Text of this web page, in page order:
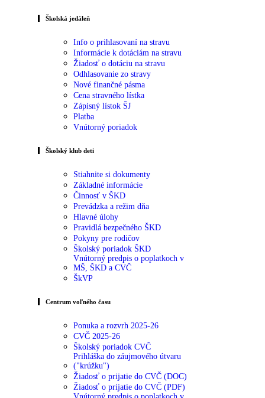
Školská jedáleň
Info o prihlasovaní na stravu
Informácie k dotáciám na stravu
Žiadosť o dotáciu na stravu
Odhlasovanie zo stravy
Nové finančné pásma
Cena stravného lístka
Zápisný lístok ŠJ
Platba
Vnútorný poriadok
Školský klub deti
Stiahnite si dokumenty
Základné informácie
Činnosť v ŠKD
Prevádzka a režim dňa
Hlavné úlohy
Pravidlá bezpečného ŠKD
Pokyny pre rodičov
Školský poriadok ŠKD
Vnútorný predpis o poplatkoch v
MŠ, ŠKD a CVČ
ŠkVP
Centrum voľného času
Ponuka a rozvrh 2025-26
CVČ 2025-26
Školský poriadok CVČ
Prihláška do záujmového útvaru
("krúžku")
Žiadosť o prijatie do CVČ (DOC)
Žiadosť o prijatie do CVČ (PDF)